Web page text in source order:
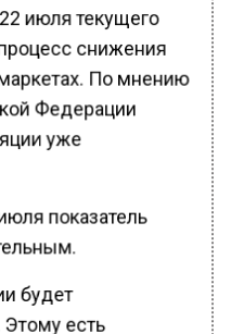
июля текущего
снижения
По мнению
Федерации
уже
показатель
будет
есть